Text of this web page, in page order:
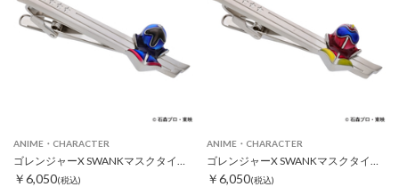
ANIME・CHARACTER
ゴレンジャーX SWANKマスクタイピン アオレンジャー
￥6,050(税込)
ANIME・CHARACTER
ゴレンジャーX SWANKマスクタイピン アカレンジャー
￥6,050(税込)